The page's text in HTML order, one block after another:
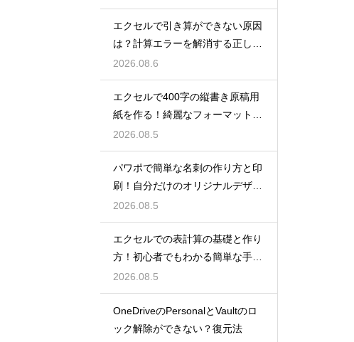
エクセルで引き算ができない原因
は？計算エラーを解消する正しい
手順
2026.08.6
エクセルで400字の縦書き原稿用
紙を作る！綺麗なフォーマット
術！
2026.08.5
パワポで簡単な名刺の作り方と印
刷！自分だけのオリジナルデザイ
ン
2026.08.5
エクセルでの表計算の基礎と作り
方！初心者でもわかる簡単な手順
を紹介
2026.08.5
OneDriveのPersonalとVaultのロ
ック解除ができない？復元法